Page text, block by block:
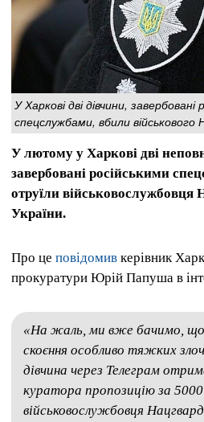
У Харкові дві дівчини, завербовані
спецслужбами, вбили військового
У лютому у Харкові дві
завербовані російськими
отруїли військовослужбовця
України.
Про це повідомив керівник
прокуратури Юрій Папуша в
«На жаль, ми вже бачимо, що
скоєння особливо тяжких
дівчина через Телеграм
куратора пропозицію за
військовослужбовця